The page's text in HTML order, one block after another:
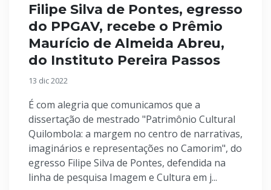
Filipe Silva de Pontes, egresso
do PPGAV, recebe o Prêmio
Maurício de Almeida Abreu,
do Instituto Pereira Passos
13 dic 2022
É com alegria que comunicamos que a
dissertação de mestrado "Patrimônio Cultural
Quilombola: a margem no centro de narrativas,
imaginários e representações no Camorim", do
egresso Filipe Silva de Pontes, defendida na
linha de pesquisa Imagem e Cultura em j...